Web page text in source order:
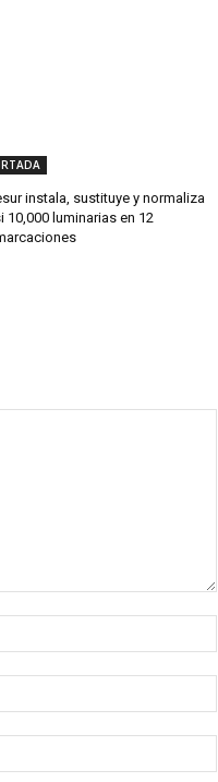
instala, sustituye y normaliza
10,000 luminarias en 12